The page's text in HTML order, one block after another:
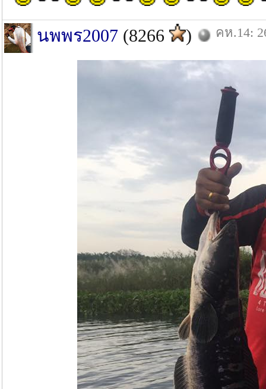
นพพร2007 (8266 ) คห.14: